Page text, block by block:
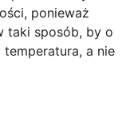
ponieważ
taki sposób, by o
temperatura, a nie